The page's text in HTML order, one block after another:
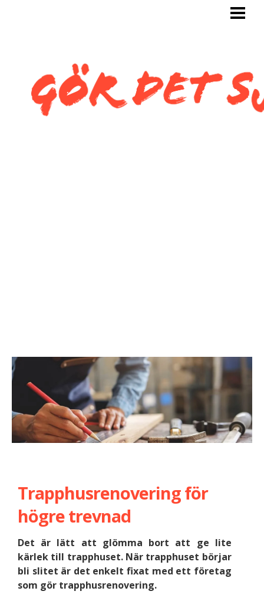
KAKLA SJÄLV
KAKLA TOALETT
Trapphusrenovering för
högre trevnad
Det är lätt att glömma bort att ge lite
kärlek till trapphuset. När trapphuset börjar
bli slitet är det enkelt fixat med ett företag
som gör trapphusrenovering.